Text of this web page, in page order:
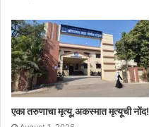
एका तरुणाचा मृत्यू,अकस्मात मृत्यूची नोंद!